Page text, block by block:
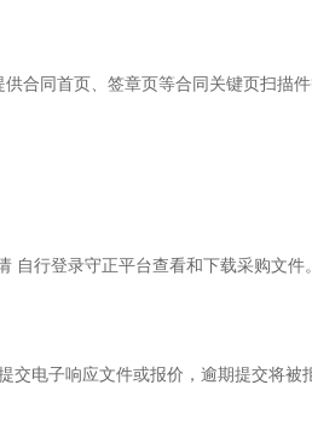
合同首页、签章页等合同关键页扫描
自行登录守正平台查看和下载采购文件。
交电子响应文件或报价，逾期提交将被